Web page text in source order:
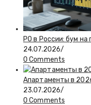
PO в России: бум
24.07.2026/
0 Comments
Апартаменты в
23.07.2026/
0 Comments